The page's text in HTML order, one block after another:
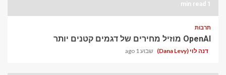
1 min read
תרבות
OpenAI מוזיל מחירים של דגמים קטנים יותר
דנה לוי (Dana Levy) שבוע 1 ago